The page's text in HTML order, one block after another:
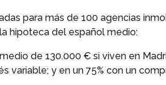
para más de 100 agencias
hipoteca del español medio:
de 130.000 € si viven en
variable; y en un 75% con un